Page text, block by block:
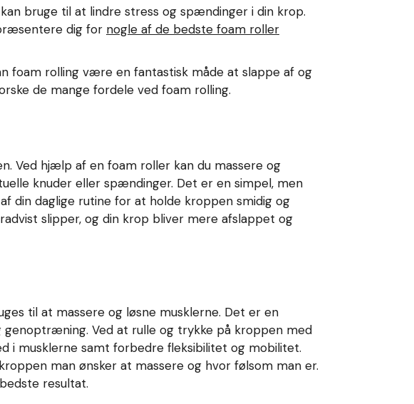
bruge til at lindre stress og spændinger i din krop.
dig for nogle af de bedste foam roller
foam rolling være en fantastisk måde at slappe af og
de mange fordele ved foam rolling.
Ved hjælp af en foam roller kan du massere og
knuder eller spændinger. Det er en simpel, men
din daglige rutine for at holde kroppen smidig og
slipper, og din krop bliver mere afslappet og
til at massere og løsne musklerne. Det er en
Ved at rulle og trykke på kroppen med
i musklerne samt forbedre fleksibilitet og mobilitet.
man ønsker at massere og hvor følsom man er.
resultat.